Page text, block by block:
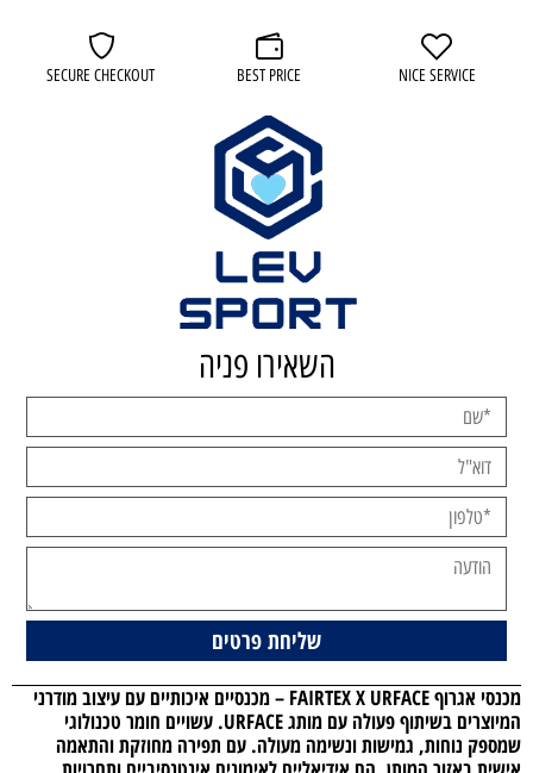
NICE SERVICE
BEST PRICE
SECURE CHECKOUT
השאירו פניה
מכנסי אגרוף FAIRTEX X URFACE
– מכנסיים איכותיים עם עיצוב מודרני
המיוצרים בשיתוף פעולה עם מותגURFACE. עשויים חומר טכנולוגי
שמספק נוחות, גמישותונשימה מעולה. עם תפירה מחוזקתוהתאמה